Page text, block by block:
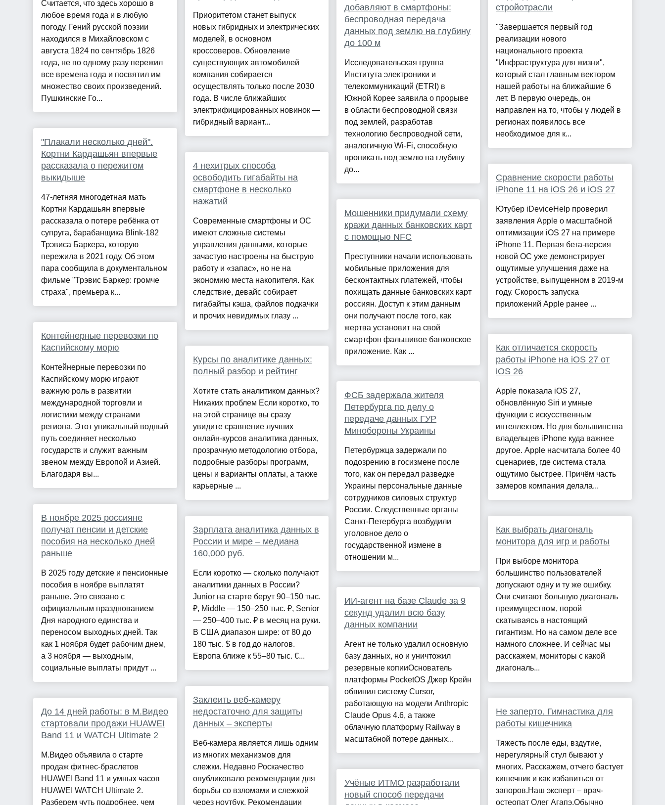
Считается, что здесь хорошо в
любое время года и в любую
погоду. Гений русской поэзии
находился в Михайловском с
августа 1824 по сентябрь 1826
года, не по одному разу пережил
все времена года и посвятил им
множество своих произведений.
Пушкинские Го...
"Плакали несколько дней".
Кортни Кардашьян впервые
рассказала о пережитом
выкидыше
47-летняя многодетная мать
Кортни Кардашьян впервые
рассказала о потере ребёнка от
супруга, барабанщика Blink-182
Трэвиса Баркера, которую
пережила в 2021 году. Об этом
пара сообщила в документальном
фильме "Трэвис Баркер: громче
страха", премьера к...
Контейнерные перевозки по
Каспийскому морю
Контейнерные перевозки по
Каспийскому морю играют
важную роль в развитии
международной торговли и
логистики между странами
региона. Этот уникальный водный
путь соединяет несколько
государств и служит важным
звеном между Европой и Азией.
Благодаря вы...
В ноябре 2025 россияне
получат пенсии и детские
пособия на несколько дней
раньше
В 2025 году детские и пенсионные
пособия в ноябре выплатят
раньше. Это связано с
официальным празднованием
Дня народного единства и
переносом выходных дней. Так
как 1 ноября будет рабочим днем,
а 3 ноября — выходным,
социальные выплаты придут ...
До 14 дней работы: в М.Видео
стартовали продажи HUAWEI
Band 11 и WATCH Ultimate 2
М.Видео объявила о старте
продаж фитнес-браслетов
HUAWEI Band 11 и умных часов
HUAWEI WATCH Ultimate 2.
Разберем чуть подробнее, чем
Приоритетом станет выпуск
новых гибридных и электрических
моделей, в основном
кроссоверов. Обновление
существующих автомобилей
компания собирается
осуществлять только после 2030
года. В числе ближайших
электрифицированных новинок —
гибридный вариант...
4 нехитрых способа
освободить гигабайты на
смартфоне в несколько
нажатий
Современные смартфоны и ОС
имеют сложные системы
управления данными, которые
зачастую настроены на быструю
работу и «запас», но не на
экономию места накопителя. Как
следствие, девайс собирает
гигабайты кэша, файлов подкачки
и прочих невидимых глазу ...
Курсы по аналитике данных:
полный разбор и рейтинг
Хотите стать аналитиком данных?
Никаких проблем Если коротко, то
на этой странице вы сразу
увидите сравнение лучших
онлайн-курсов аналитика данных,
прозрачную методологию отбора,
подробные разборы программ,
цены и варианты оплаты, а также
карьерные ...
Зарплата аналитика данных в
России и мире – медиана
160,000 руб.
Если коротко — сколько получают
аналитики данных в России?
Junior на старте берут 90–150 тыс.
₽, Middle — 150–250 тыс. ₽, Senior
— 250–400 тыс. ₽ в месяц на руки.
В США диапазон шире: от 80 до
180 тыс. $ в год до налогов.
Европа ближе к 55–80 тыс. €...
Заклеить веб-камеру
недостаточно для защиты
данных – эксперты
Веб-камера является лишь одним
из многих механизмов для
слежки. Недавно Роскачество
опубликовало рекомендации для
борьбы со взломами и слежкой
через ноутбук. Рекомендации
добавляют в смартфоны:
беспроводная передача
данных под землю на глубину
до 100 м
Исследовательская группа
Института электроники и
телекоммуникаций (ETRI) в
Южной Корее заявила о прорыве
в области беспроводной связи
под землей, разработав
технологию беспроводной сети,
аналогичную Wi-Fi, способную
проникать под землю на глубину
до...
Мошенники придумали схему
кражи данных банковских карт
с помощью NFC
Преступники начали использовать
мобильные приложения для
бесконтактных платежей, чтобы
похищать данные банковских карт
россиян. Доступ к этим данным
они получают после того, как
жертва установит на свой
смартфон фальшивое банковское
приложение. Как ...
ФСБ задержала жителя
Петербурга по делу о
передаче данных ГУР
Минобороны Украины
Петербуржца задержали по
подозрению в госизмене после
того, как он передал разведке
Украины персональные данные
сотрудников силовых структур
России. Следственные органы
Санкт-Петербурга возбудили
уголовное дело о
государственной измене в
отношении м...
ИИ-агент на базе Claude за 9
секунд удалил всю базу
данных компании
Агент не только удалил основную
базу данных, но и уничтожил
резервные копииОснователь
платформы PocketOS Джер Крейн
обвинил систему Cursor,
работающую на модели Anthropic
Claude Opus 4.6, а также
облачную платформу Railway в
масштабной потере данных...
Учёные ИТМО разработали
новый способ передачи
стройотрасли
"Завершается первый год
реализации нового
национального проекта
"Инфраструктура для жизни",
который стал главным вектором
нашей работы на ближайшие 6
лет. В первую очередь, он
направлен на то, чтобы у людей в
регионах появилось все
необходимое для к...
Сравнение скорости работы
iPhone 11 на iOS 26 и iOS 27
Ютубер iDeviceHelp проверил
заявления Apple о масштабной
оптимизации iOS 27 на примере
iPhone 11. Первая бета-версия
новой ОС уже демонстрирует
ощутимые улучшения даже на
устройстве, выпущенном в 2019-м
году. Скорость запуска
приложений Apple ранее ...
Как отличается скорость
работы iPhone на iOS 27 от
iOS 26
Apple показала iOS 27,
обновлённую Siri и умные
функции с искусственным
интеллектом. Но для большинства
владельцев iPhone куда важнее
другое. Apple насчитала более 40
сценариев, где система стала
ощутимо быстрее. Причём часть
замеров компания делала...
Как выбрать диагональ
монитора для игр и работы
При выборе монитора
большинство пользователей
допускают одну и ту же ошибку.
Они считают большую диагональ
преимуществом, порой
скатываясь в настоящий
гигантизм. Но на самом деле все
намного сложнее. И сейчас мы
расскажем, мониторы с какой
диагональ...
Не заперто. Гимнастика для
работы кишечника
Тяжесть после еды, вздутие,
нерегулярный стул бывают у
многих. Расскажем, отчего бастует
кишечник и как избавиться от
запоров.Наш эксперт – врач-
остеопат Олег Агапэ.Обычно